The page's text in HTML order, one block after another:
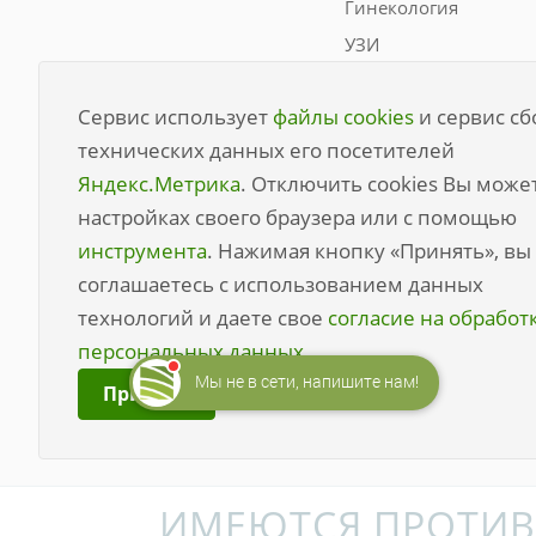
Сервис использует файлы cookies и сервис
технических данных его посетителей
Яндекс.Метрика. Отключить cookies Вы
настройках своего браузера или с помощью
инструмента. Нажимая кнопку «Принять», вы
соглашаетесь с использованием данных
технологий и даете свое согласие на
персональных данных
Принять
Гинекология
УЗИ
Эндокринология
Терапия
Анализы
Гепатология
Биопсия
© 2026 Все права защищены.
ИМЕЮТСЯ
Мы не в сети, напишите нам!